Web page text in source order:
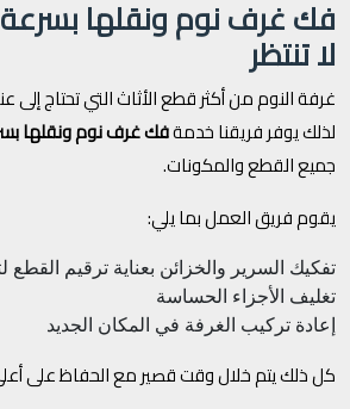
فك غرف نوم ونقلها
لا تنتظر
غرفة النوم من أكثر قطع الأثاث التي تحتاج إلى
لذلك يوفر فريقنا خدمةفك غرف نوم ونقلها
جميع القطع والمكونات.
يقوم فريق العمل بما يلي:
تفكيك السرير والخزائن بعناية ترقيم القطع
تغليف الأجزاء الحساسة
إعادة تركيب الغرفة في المكان الجديد
كل ذلك يتم خلال وقت قصير مع الحفاظ على